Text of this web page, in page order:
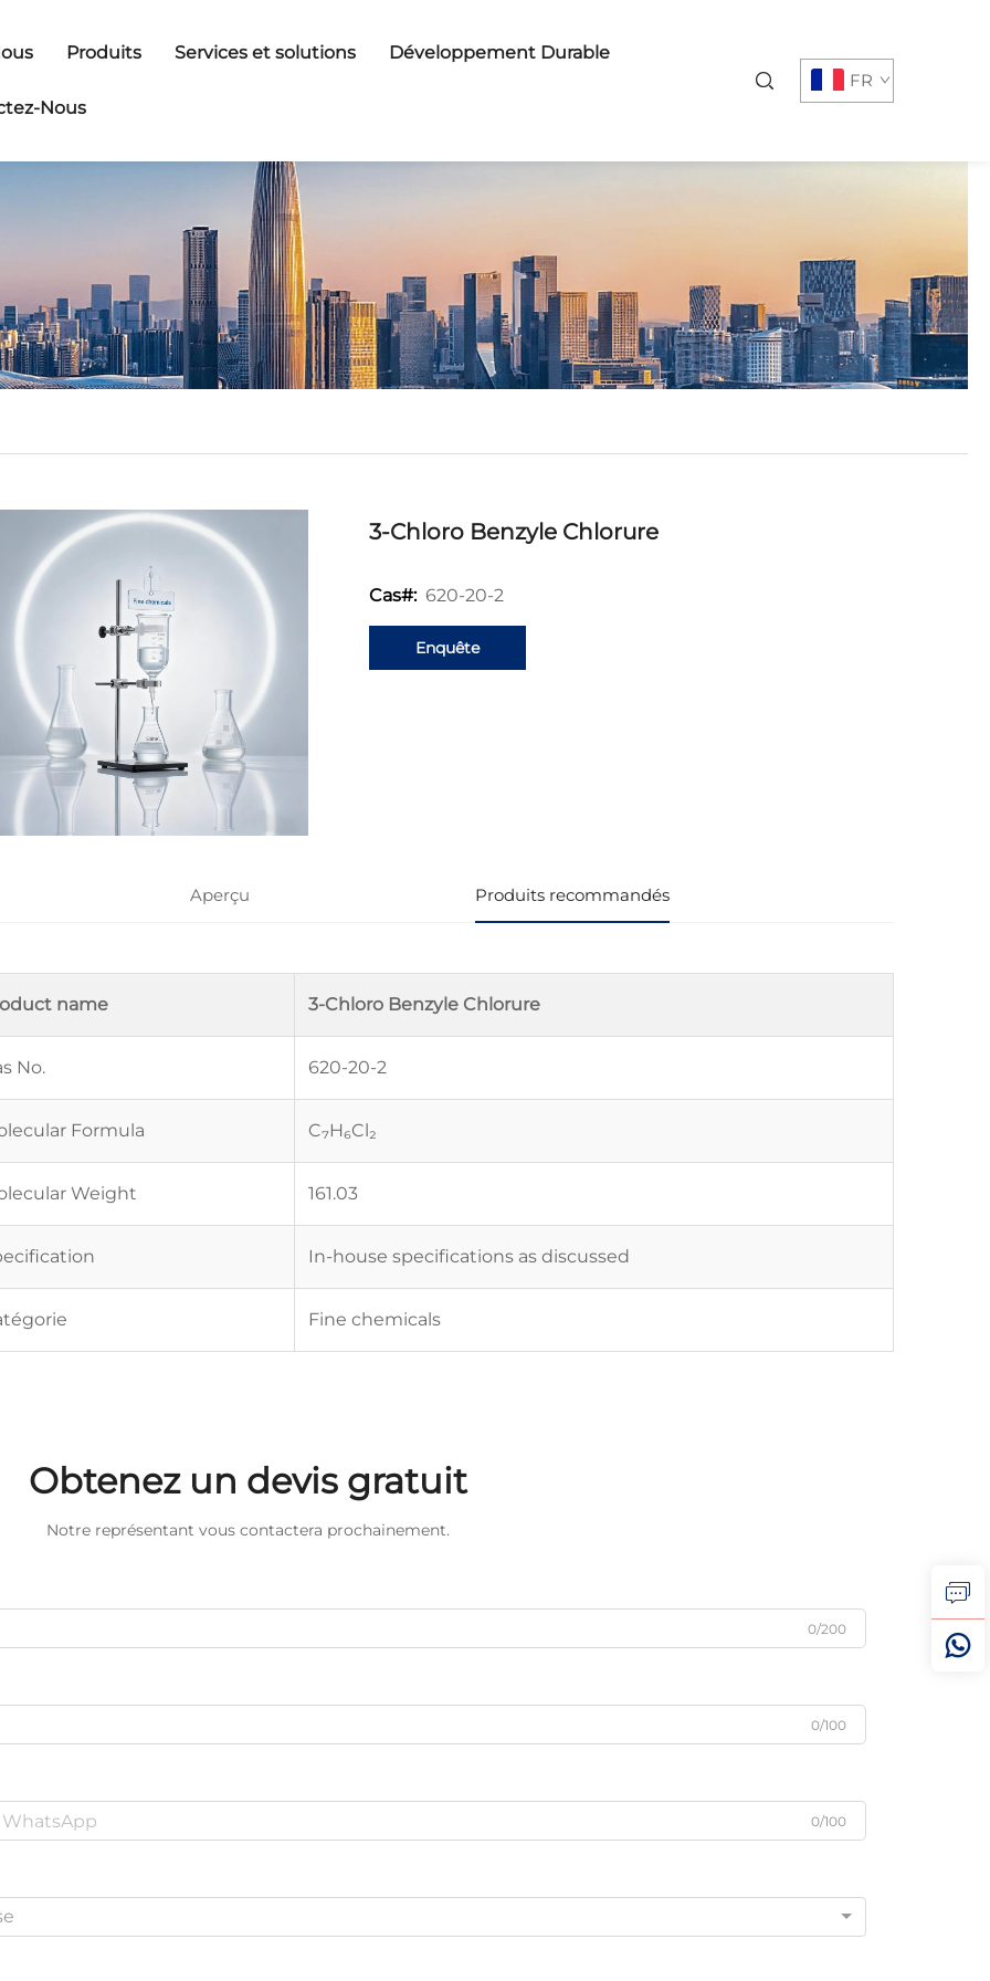
Produits Services et solutions Développement Durable
Nous
FR
3-Chloro Benzyle Chlorure
Cas#: 620-20-2
Enquête
Aperçu Produits recommandés
name 3-Chloro Benzyle Chlorure
No. 620-20-2
Formula C₇H₆Cl₂
Weight 161.03
In-house specifications as discussed
Fine chemicals
Obtenez un devis gratuit
Notre représentant vous contactera prochainement.
0/200
0/100
0/100